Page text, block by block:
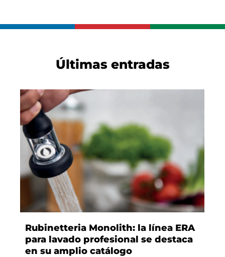
Últimas entradas
Rubinetteria Monolith: la línea ERA
para lavado profesional se destaca
en su amplio catálogo